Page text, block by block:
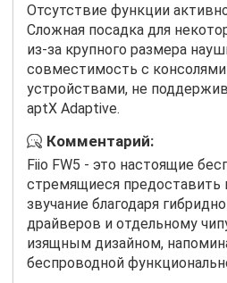
Отсутствие функции
Сложная посадка для
из-за крупного размера
совместимость с консолями
устройствами, не
aptX Adaptive.
Комментарий:
Fiio FW5 - это настоящие
стремящиеся предоставить
звучание благодаря
драйверов и отдельному
изящным дизайном,
беспроводной